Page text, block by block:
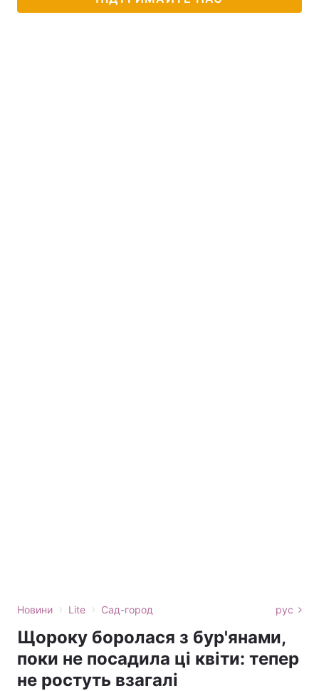
Новини › Lite › Сад-город рус
Щороку боролася з бур'янами,
поки не посадила ці квіти: тепер
не ростуть взагалі